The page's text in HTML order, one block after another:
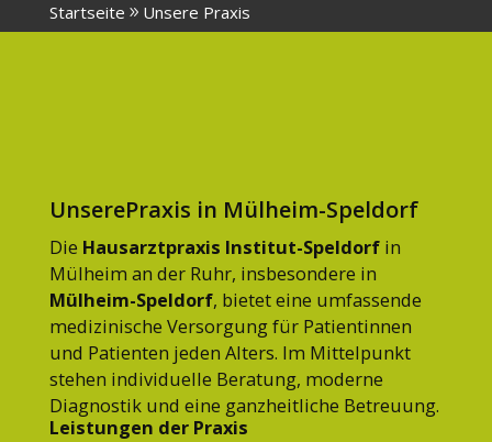
Startseite Unsere Praxis
UnserePraxis in Mülheim-Speldorf
Die Hausarztpraxis Institut-Speldorfin
Mülheim an der Ruhr, insbesondere in
Mülheim-Speldorf, bietet eine umfassende
medizinische Versorgung für Patientinnen
und Patienten jeden Alters. Im Mittelpunkt
stehen individuelle Beratung, moderne
Diagnostik und eine ganzheitliche Betreuung.
Leistungen der Praxis